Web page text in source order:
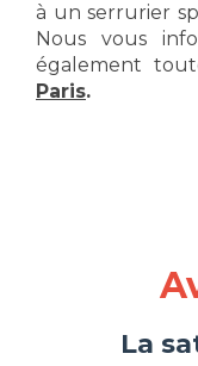
à un serrurier
Nous vous
également
Paris.
La